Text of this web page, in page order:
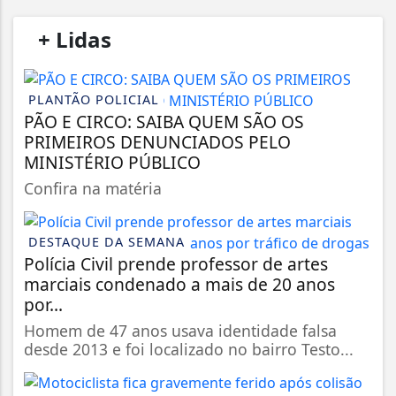
+ Lidas
PLANTÃO POLICIAL
PÃO E CIRCO: SAIBA QUEM SÃO OS
PRIMEIROS DENUNCIADOS PELO
MINISTÉRIO PÚBLICO
Confira na matéria
DESTAQUE DA SEMANA
Polícia Civil prende professor de artes
marciais condenado a mais de 20 anos
por...
Homem de 47 anos usava identidade falsa
desde 2013 e foi localizado no bairro Testo...